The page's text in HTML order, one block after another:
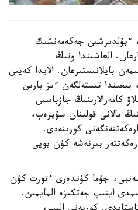
ءبۇلدىرشىن جەكەمەنشىك
العاشىندا ونىڭ
بايلانىستىرعان. الايدا كەيىن
يىعىندا تىستەلگەن ءىز بارىن
كامەرالارىنىڭ جازباسىن
بالانى قولىنان سۇيرەپ،
كورىنەدى.
بىرنەشە كۇن بويى
جۇما كۇندەرى ءتورت كۇن
ايتىپ جەتكىزە المايمىن.